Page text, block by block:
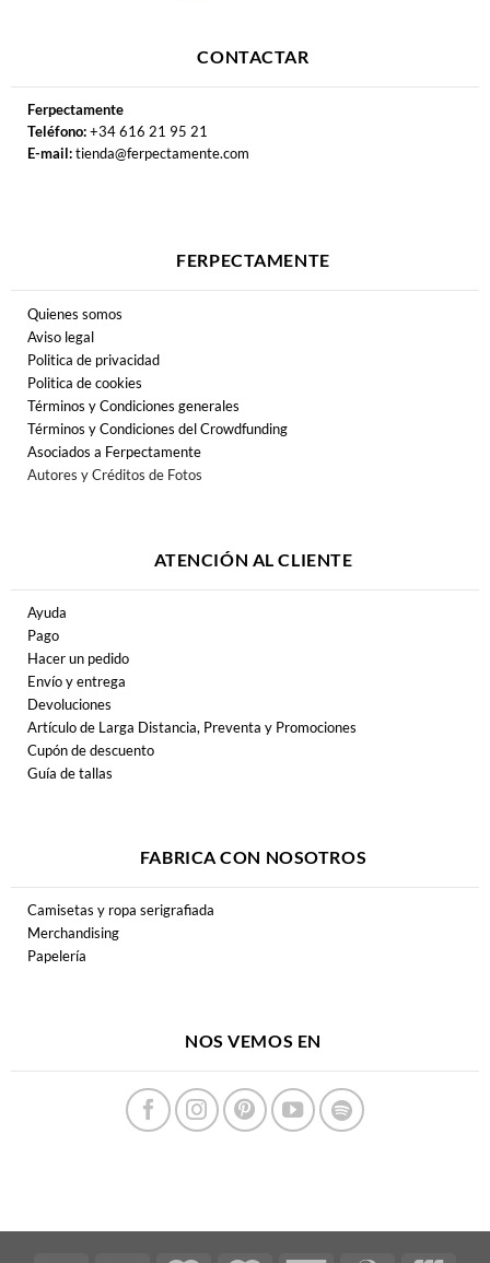
CONTACTAR
Ferpectamente
Teléfono:+34 616 21 95 21
E-mail:tienda@ferpectamente.com
FERPECTAMENTE
Quienes somos
Aviso legal
Politica de privacidad
Politica de cookies
Términos y Condiciones generales
Términos y Condiciones del Crowdfunding
Asociados a Ferpectamente
Autores y Créditos de Fotos
ATENCIÓN AL CLIENTE
Ayuda
Pago
Hacer un pedido
Envío y entrega
Devoluciones
Artículo de Larga Distancia, Preventa y Promociones
Cupón de descuento
Guía de tallas
FABRICA CON NOSOTROS
Camisetas y ropa serigrafiada
Merchandising
Papelería
NOS VEMOS EN